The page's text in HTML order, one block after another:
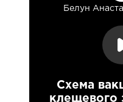
Белун
Схема
клещевого